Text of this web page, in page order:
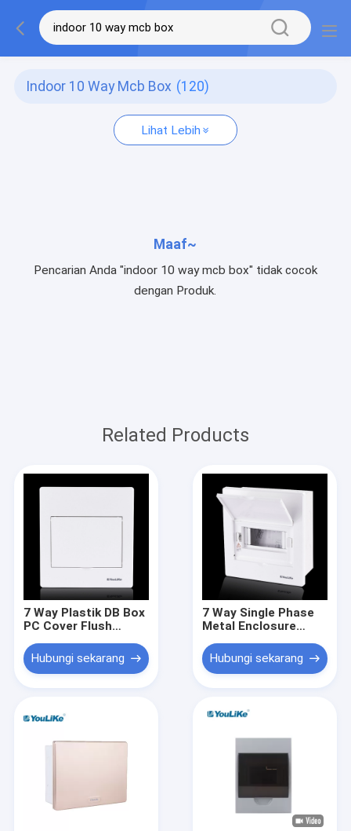
Indoor 10 Way Mcb Box (120)
Lihat Lebih
Maaf~
Pencarian Anda "indoor 10 way mcb box" tidak cocok
dengan Produk.
Related Products
7 Way Plastik DB Box
PC Cover Flush
Distribusi Listrik
Hubungi sekarang
7 Way Single Phase
Metal Enclosure
Daya Sirkuit Listrik
Untuk Indoor
Hubungi sekarang